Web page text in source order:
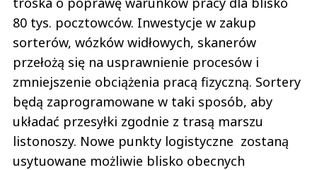
80 tys. pocztowców. Inwestycje w zakup
sorterów, wózków widłowych, skanerów
przełożą się na usprawnienie procesów i
zmniejszenie obciążenia pracą fizyczną. Sortery
będą zaprogramowane w taki sposób, aby
układać przesyłki zgodnie z trasą marszu
listonoszy. Nowe punkty logistyczne zostaną
usytuowane możliwie blisko obecnych